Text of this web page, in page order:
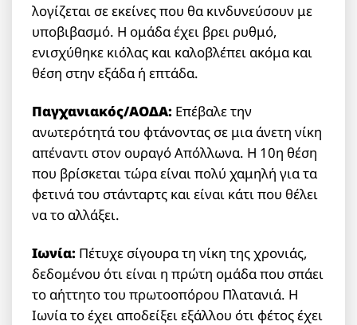
λογίζεται σε εκείνες που θα κινδυνεύσουν με
υποβιβασμό. Η ομάδα έχει βρει ρυθμό,
ενισχύθηκε κιόλας και καλοβλέπει ακόμα και
θέση στην εξάδα ή επτάδα.
Παγχανιακός/ΑΟΔΑ: Επέβαλε την
ανωτερότητά του φτάνοντας σε μια άνετη νίκη
απέναντι στον ουραγό Απόλλωνα. Η 10η θέση
που βρίσκεται τώρα είναι πολύ χαμηλή για τα
φετινά του στάνταρτς και είναι κάτι που θέλει
να το αλλάξει.
Ιωνία: Πέτυχε σίγουρα τη νίκη της χρονιάς,
δεδομένου ότι είναι η πρώτη ομάδα που σπάει
το αήττητο του πρωτοοπόρου Πλατανιά. Η
Ιωνία το έχει αποδείξει εξάλλου ότι φέτος έχει